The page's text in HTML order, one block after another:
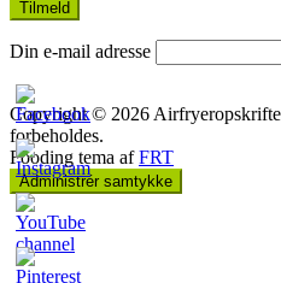
Din e-mail adresse
Copyright © 2026
forbeholdes.
Fooding tema afFRT
Administrér samtykke